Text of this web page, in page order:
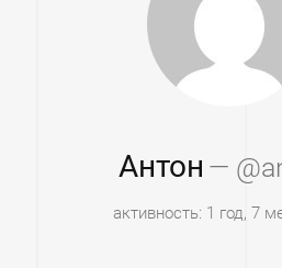
Антон —
активность: 1 год, 7